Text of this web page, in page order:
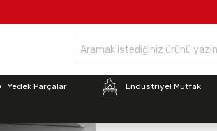
Yedek Parçalar Endüstriyel Mutfak